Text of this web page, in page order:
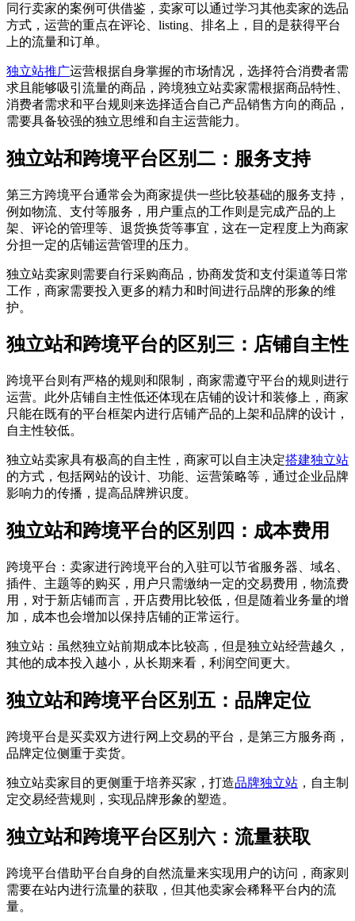
同行卖家的案例可供借鉴，卖家可以通过学习其他卖家的选品
方式，运营的重点在评论、listing、排名上，目的是获得平台
上的流量和订单。
独立站推广运营根据自身掌握的市场情况，选择符合消费者需
求且能够吸引流量的商品，跨境独立站卖家需根据商品特性、
消费者需求和平台规则来选择适合自己产品销售方向的商品，
需要具备较强的独立思维和自主运营能力。
独立站和跨境平台区别二：服务支持
第三方跨境平台通常会为商家提供一些比较基础的服务支持，
例如物流、支付等服务，用户重点的工作则是完成产品的上
架、评论的管理等、退货换货等事宜，这在一定程度上为商家
分担一定的店铺运营管理的压力。
独立站卖家则需要自行采购商品，协商发货和支付渠道等日常
工作，商家需要投入更多的精力和时间进行品牌的形象的维
护。
独立站和跨境平台的区别三：店铺自主性
跨境平台则有严格的规则和限制，商家需遵守平台的规则进行
运营。此外店铺自主性低还体现在店铺的设计和装修上，商家
只能在既有的平台框架内进行店铺产品的上架和品牌的设计，
自主性较低。
独立站卖家具有极高的自主性，商家可以自主决定搭建独立站
的方式，包括网站的设计、功能、运营策略等，通过企业品牌
影响力的传播，提高品牌辨识度。
独立站和跨境平台的区别四：成本费用
跨境平台：卖家进行跨境平台的入驻可以节省服务器、域名、
插件、主题等的购买，用户只需缴纳一定的交易费用，物流费
用，对于新店铺而言，开店费用比较低，但是随着业务量的增
加，成本也会增加以保持店铺的正常运行。
独立站：虽然独立站前期成本比较高，但是独立站经营越久，
其他的成本投入越小，从长期来看，利润空间更大。
独立站和跨境平台区别五：品牌定位
跨境平台是买卖双方进行网上交易的平台，是第三方服务商，
品牌定位侧重于卖货。
独立站卖家目的更侧重于培养买家，打造品牌独立站 ，自主制
定交易经营规则，实现品牌形象的塑造。
独立站和跨境平台区别六：流量获取
跨境平台借助平台自身的自然流量来实现用户的访问，商家则
需要在站内进行流量的获取，但其他卖家会稀释平台内的流
量。